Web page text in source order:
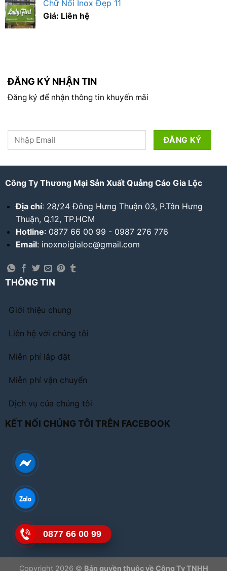
Chữ Nổi Inox Đẹp 11
Giá: Liên hệ
ĐĂNG KÝ NHẬN TIN
Đăng ký để nhận thông tin khuyến mãi
Công Ty Thương Mại Sản Xuất Quảng Cáo Gia Lộc
Địa chỉ: 28/24 Đông Hưng Thuận 03, P.Tân Hưng
Thuận, Q.12, TP.HCM
Hotline: 0877 66 00 99 - 0987 276 776
Email: inoxnoigialoc@gmail.com
THÔNG TIN
Giới thiệu chung
Liên hệ với chúng tôi
Miễn phí lắp đặt
Miễn phí vận chuyển
Dịch vụ của chúng tôi
KẾT NỐI CHÚNG TÔI TRÊN FACEBOOK
Copyright 2026 © Bản quyền thuộc về Công Ty TNHH
0877 66 00 99